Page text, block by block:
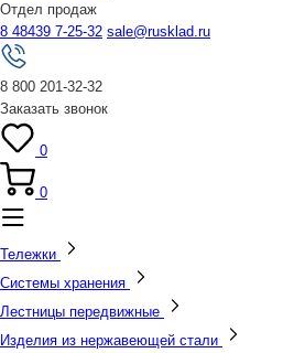
Отдел продаж
8 48439 7-25-32 sale@rusklad.ru
8 800 201-32-32
Заказать звонок
0
0
Тележки
Системы хранения
Лестницы передвижные
Изделия из нержавеющей стали